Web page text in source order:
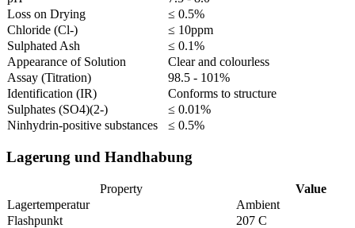
Loss on Drying
≤ 0.5%
Chloride (Cl-)
≤ 10ppm
Sulphated Ash
≤ 0.1%
Appearance of Solution
Clear and colourless
Assay (Titration)
98.5 - 101%
Identification (IR)
Conforms to structure
Sulphates (SO4)(2-)
≤ 0.01%
Ninhydrin-positive substances
≤ 0.5%
Lagerung und Handhabung
Property
Value
Lagertemperatur
Ambient
Flashpunkt
207 C